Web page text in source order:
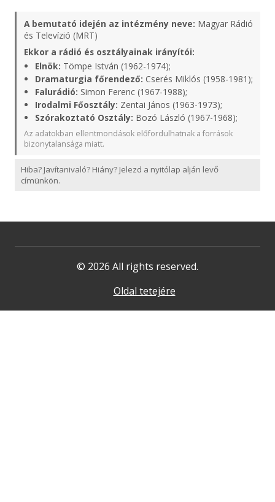
A bemutató idején az intézmény neve: Magyar Rádió
és Televízió (MRT)
Ekkor a rádió és osztályainak irányítói:
Elnök: Tömpe István (1962-1974);
Dramaturgia főrendező: Cserés Miklós (1958-1981);
Falurádió: Simon Ferenc (1967-1988);
Irodalmi Főosztály: Zentai János (1963-1973);
Szórakoztató Osztály: Bozó László (1967-1968);
Az adatokban ellentmondások előfordulhatnak a források
bizonytalansága miatt.
Hiba? Javítanivaló? Hiány? Jelezd a nyitólap alján levő
címünkön.
© 2026 All rights reserved.
Oldal tetejére